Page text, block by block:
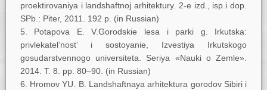
proektirovaniya i landshaftnoj arhitektury. 2-e izd., isp.i dop.
SPb.: Piter, 2011. 192 p. (in Russian)
Potapova E. V.Gorodskie lesa i parki g. Irkutska:
privlekatel’nost’ i sostoyanie, Izvestiya Irkutskogo
gosudarstvennogo universiteta. Seriya «Nauki o Zemle».
2014. T. 8. pp. 80–90. (in Russian)
Hromov YU. B. Landshaftnaya arhitektura gorodov Sibiri i